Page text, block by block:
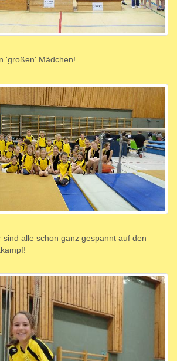
'großen' Mädchen!
sind alle schon ganz gespannt auf den